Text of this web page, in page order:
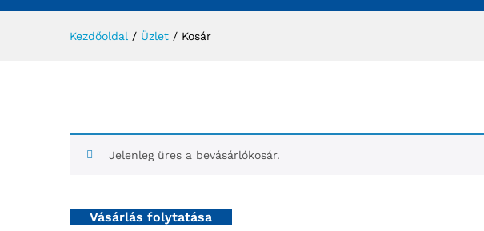
Kezdőoldal / Üzlet / Kosár
Jelenleg üres a bevásárlókosár.
Vásárlás folytatása